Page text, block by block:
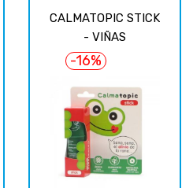
CALMATOPIC STICK
- VIÑAS
-16%